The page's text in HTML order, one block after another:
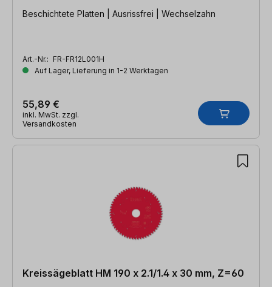
Beschichtete Platten | Ausrissfrei | Wechselzahn
Art.-Nr.: FR-FR12L001H
Auf Lager, Lieferung in 1-2 Werktagen
55,89 €
inkl. MwSt. zzgl.
Versandkosten
Kreissägeblatt HM 190 x 2.1/1.4 x 30 mm, Z=60